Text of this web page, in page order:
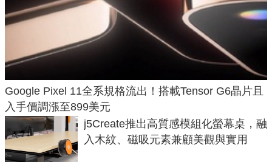
Google Pixel 11全系規格流出！搭載Tensor G6晶片且
入手價調漲至899美元
j5Create推出高質感模組化螢幕桌，融
入木紋、磁吸元素兼顧美觀與實用